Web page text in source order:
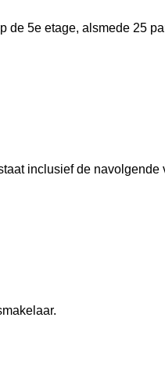
de 5e etage, alsmede 25
inclusief de navolgende